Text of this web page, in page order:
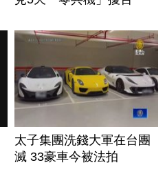
太子集團洗錢大軍在台團
滅 33豪車今被法拍